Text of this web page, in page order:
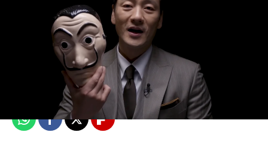
Isabel S. Samaniego
Madrid
Publicado: 01 de diciembre de 2021, 09:03
WhatsappFacebook
X Flipboard